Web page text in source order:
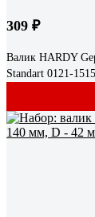
309 ₽
Валик HARDY
Standart 0121-